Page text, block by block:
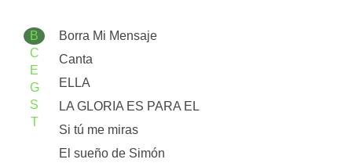
B
C
E
G
S
T
Borra Mi Mensaje
Canta
ELLA
LA GLORIA ES PARA EL
Si tú me miras
El sueño de Simón